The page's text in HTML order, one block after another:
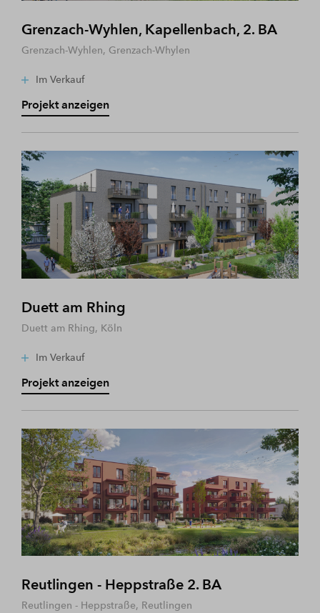
Grenzach-Wyhlen, Kapellenbach, 2. BA
Grenzach-Wyhlen, Grenzach-Whylen
Im Verkauf
Projekt anzeigen
Duett am Rhing
Duett am Rhing, Köln
Im Verkauf
Projekt anzeigen
Reutlingen - Heppstraße 2. BA
Reutlingen - Heppstraße, Reutlingen